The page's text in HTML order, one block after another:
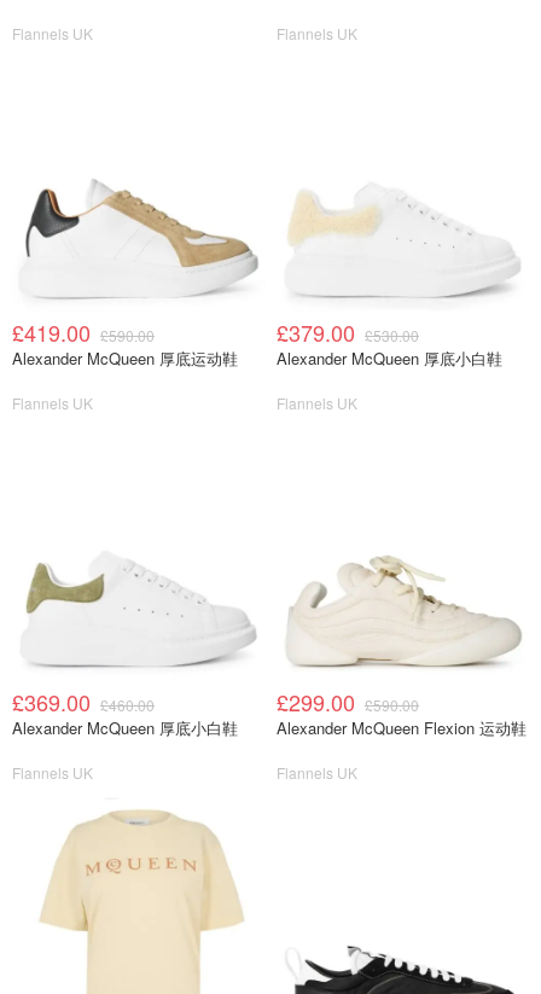
Flannels UK Flannels UK
£419.00 £590.00
Alexander McQueen 厚底运动鞋
Flannels UK
£379.00 £530.00
Alexander McQueen 厚底小白鞋
Flannels UK
£369.00 £460.00
Alexander McQueen 厚底小白鞋
Flannels UK
£299.00 £590.00
Alexander McQueen Flexion 运动鞋
Flannels UK